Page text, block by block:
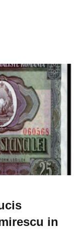
in